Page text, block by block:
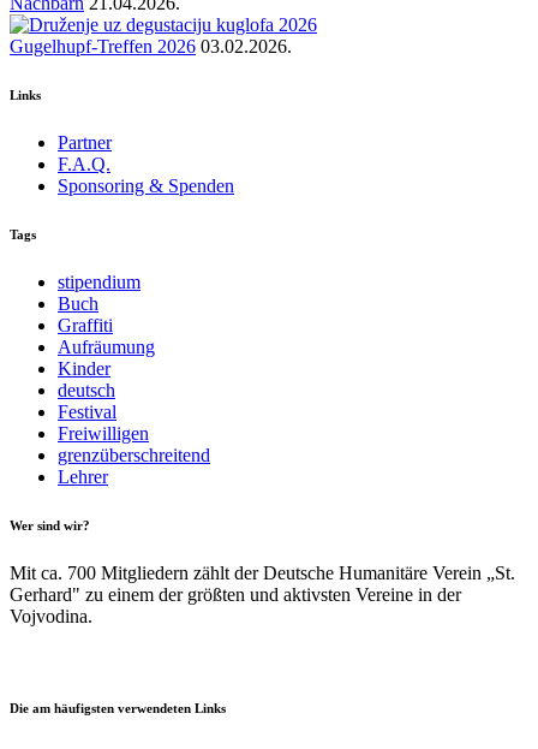
Gugelhupf-Treffen 2026 03.02.2026.
Links
Partner
F.A.Q.
Sponsoring & Spenden
Tags
stipendium
Buch
Graffiti
Aufräumung
Kinder
deutsch
Festival
Freiwilligen
grenzüberschreitend
Lehrer
Wer sind wir?
Mit ca. 700 Mitgliedern zählt der Deutsche Humanitäre Verein „St.
Gerhard" zu einem der größten und aktivsten Vereine in der
Vojvodina.
Die am häufigsten verwendeten Links